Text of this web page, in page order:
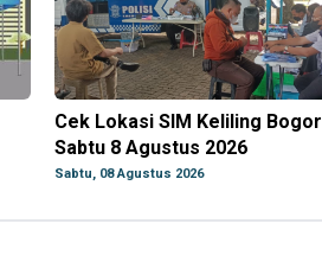
Cek Lokasi SIM Keliling Bogor
Sabtu 8 Agustus 2026
Sabtu, 08 Agustus 2026